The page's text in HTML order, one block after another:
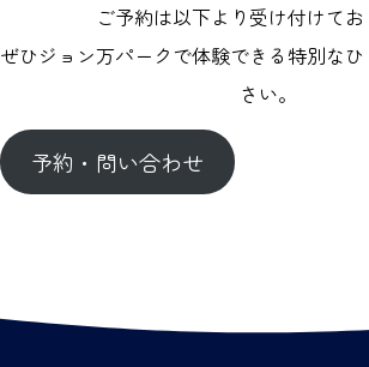
ご予約は以下より受け付けてお
ぜひジョン万パークで体験できる特別な
さい。
予約・問い合わせ